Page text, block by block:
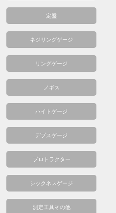
定盤
ネジリングゲージ
リングゲージ
ノギス
ハイトゲージ
デプスゲージ
プロトラクター
シックネスゲージ
測定工具その他